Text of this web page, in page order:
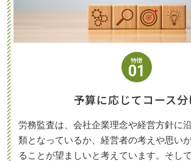
特徴
01
予算に応じてコース分
労務監査は、会社企業理念や経営方針に
類となっているか、経営者の考えや思い
ることが望ましいと考えています。そし